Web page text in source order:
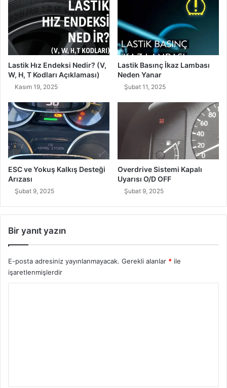
Lastik Hız Endeksi Nedir? (V,
W, H, T Kodları Açıklaması)
Kasım 19, 2025
Lastik Basınç İkaz Lambası
Neden Yanar
Şubat 11, 2025
ESC ve Yokuş Kalkış Desteği
Arızası
Şubat 9, 2025
Overdrive Sistemi Kapalı
Uyarısı O/D OFF
Şubat 9, 2025
Bir yanıt yazın
E-posta adresiniz yayınlanmayacak. Gerekli alanlar * ile
işaretlenmişlerdir